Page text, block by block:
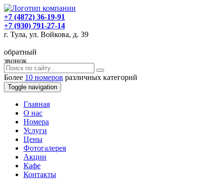
+7 (4872) 36-19-91
+7 (930) 791-27-14
г. Тула, ул. Войкова, д. 39
обратный
звонок
Более 10 номеров различных категорий
Toggle navigation
Главная
O нас
Номера
Услуги
Цены
Фотогалерея
Акции
Кафе
Контакты